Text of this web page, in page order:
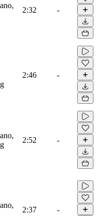
2:32 -
2:46 -
2:52 -
2:37 -